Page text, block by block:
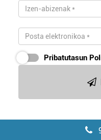
Webgune honek cookie
fitxategiak erabiltzen
zerbitzuak hobetzeko
baliatzen gara. Ohar
erabiltzeko baimen
irakurri
Pribatutasun